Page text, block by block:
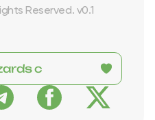
Reserved. v0.1
с